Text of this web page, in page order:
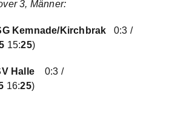
3, Männer:
Kemnade/Kirchbrak0:3 /
15:25)
Halle 0:3 /
16:25)